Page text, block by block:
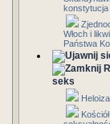
konstytucja
Włoch i
Państwa
seks